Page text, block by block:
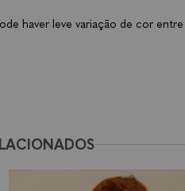
haver leve variação de cor entre